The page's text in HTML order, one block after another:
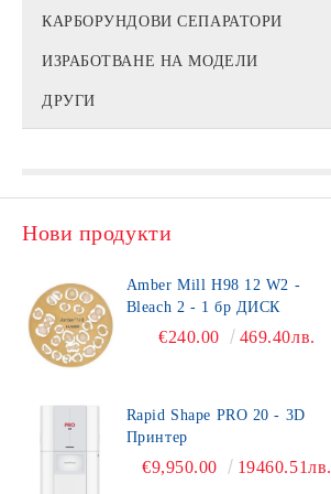
КАРБОРУНДОВИ СЕПАРАТОРИ
ИЗРАБОТВАНЕ НА МОДЕЛИ
ДРУГИ
Нови продукти
Amber Mill H98 12 W2 -
Bleach 2 - 1 бр ДИСК
€240.00 469.40лв.
Rapid Shape PRO 20 - 3D
Принтер
€9,950.00 19460.51лв.